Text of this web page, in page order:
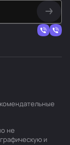
не
и